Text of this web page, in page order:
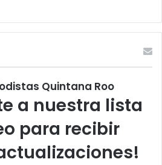
Quintana Roo
a nuestra lista
para recibir